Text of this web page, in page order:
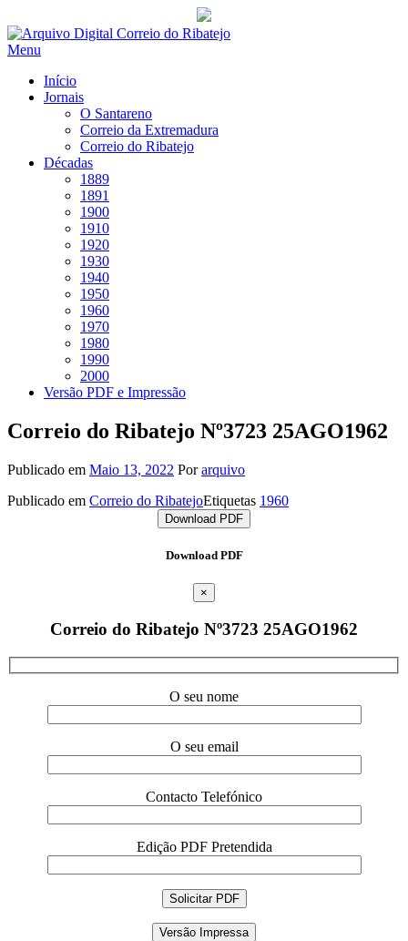
Saltar
para
Menu
Início
Jornais
O Santareno
Correio da Extremadura
Correio do Ribatejo
Décadas
1889
1891
1900
1910
1920
1930
1940
1950
1960
1970
1980
1990
2000
Versão PDF e Impressão
Correio do Ribatejo Nº3723 25AGO1962
Publicado em Maio 13, 2022 Porarquivo
Publicado em Correio do RibatejoEtiquetas 1960
Download PDF
Download PDF
×
Correio do Ribatejo Nº3723 25AGO1962
O seu nome
O seu email
Contacto Telefónico
Edição PDF Pretendida
Versão Impressa